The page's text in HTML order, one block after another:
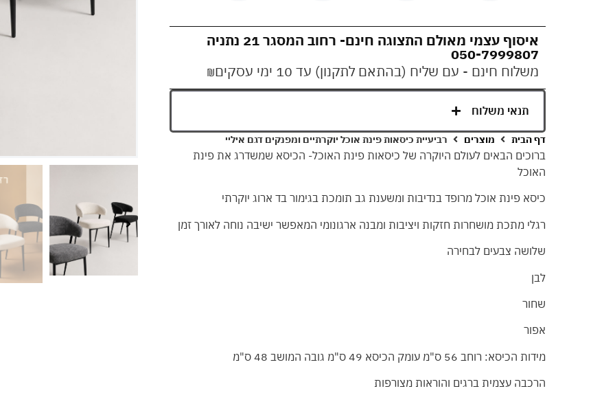
איסוף עצמי מאולם התצוגה חינם- רחוב המסגר 21 נתניה
050-7999807
משלוח חינם - עם שליח (בהתאם לתקנון) עד 10 ימי עסקים
₪
תנאי משלוח
דף הבית מוצרים רביעיית כיסאות פינת אוכל יוקרתיים ומפנקים דגם איליי
ברוכים הבאים לעולם היוקרה של כיסאות פינת האוכל- הכיסא שמשדרג את פינת
האוכל
כיסא פינת אוכל מרופד בנדיבות ומשענת גב תומכת בגימור בד ארוג יוקרתי
רגלי מתכת מושחרות חזקות ויציבות ומבנה ארגונומי המאפשר ישיבה נוחה לאורך זמן
שלושה צבעים לבחירה
לבן
שחור
אפור
מידות הכיסא: רוחב 56 ס"מ עומק הכיסא 49 ס"מ גובה המושב 48 ס"מ
הרכבה עצמית ברגים והוראות מצורפות